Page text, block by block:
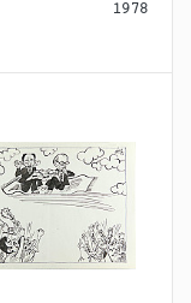
1978